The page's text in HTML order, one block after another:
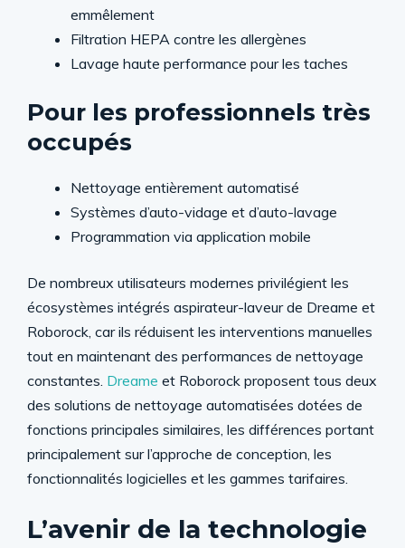
emmêlement
Filtration HEPA contre les allergènes
Lavage haute performance pour les taches
Pour les professionnels très
occupés
Nettoyage entièrement automatisé
Systèmes d’auto-vidage et d’auto-lavage
Programmation via application mobile
De nombreux utilisateurs modernes privilégient les
écosystèmes intégrés aspirateur-laveur de Dreame et
Roborock, car ils réduisent les interventions manuelles
tout en maintenant des performances de nettoyage
constantes. Dreame et Roborock proposent tous deux
des solutions de nettoyage automatisées dotées de
fonctions principales similaires, les différences portant
principalement sur l’approche de conception, les
fonctionnalités logicielles et les gammes tarifaires.
L’avenir de la technologie